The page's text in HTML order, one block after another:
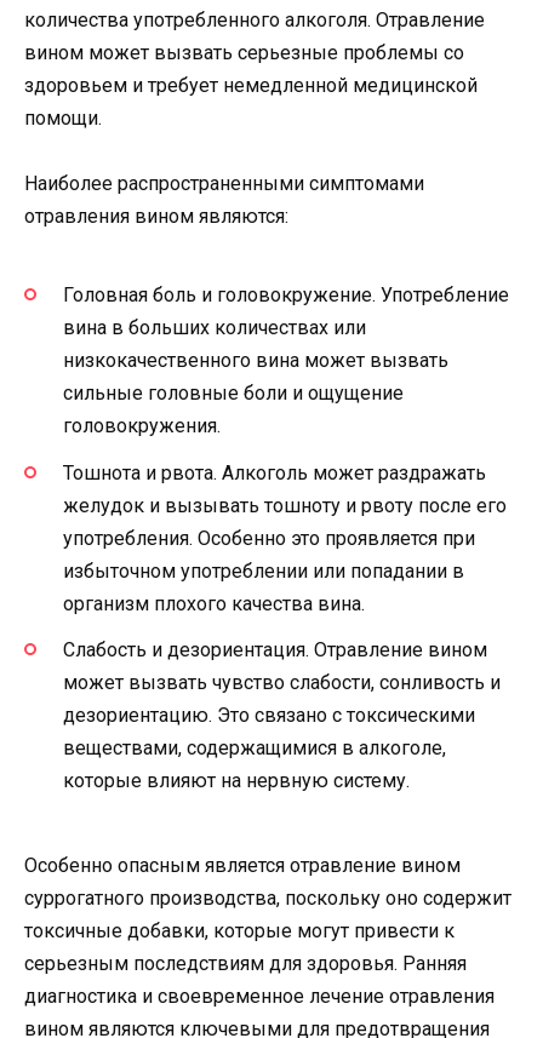
количества употребленного алкоголя. Отравление
вином может вызвать серьезные проблемы со
здоровьем и требует немедленной медицинской
помощи.
Наиболее распространенными симптомами
отравления вином являются:
Головная боль и головокружение. Употребление
вина в больших количествах или
низкокачественного вина может вызвать
сильные головные боли и ощущение
головокружения.
Тошнота и рвота. Алкоголь может раздражать
желудок и вызывать тошноту и рвоту после его
употребления. Особенно это проявляется при
избыточном употреблении или попадании в
организм плохого качества вина.
Слабость и дезориентация. Отравление вином
может вызвать чувство слабости, сонливость и
дезориентацию. Это связано с токсическими
веществами, содержащимися в алкоголе,
которые влияют на нервную систему.
Особенно опасным является отравление вином
суррогатного производства, поскольку оно содержит
токсичные добавки, которые могут привести к
серьезным последствиям для здоровья. Ранняя
диагностика и своевременное лечение отравления
вином являются ключевыми для предотвращения